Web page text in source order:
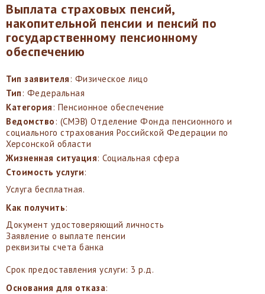
Выплата страховых пенсий,
накопительной пенсии и пенсий по
государственному пенсионному
обеспечению
Тип заявителя: Физическое лицо
Тип: Федеральная
Категория: Пенсионное обеспечение
Ведомство: (СМЭВ) Отделение Фонда пенсионного и
социального страхования Российской Федерации по
Херсонской области
Жизненная ситуация: Социальная сфера
Стоимость услуги:
Услуга бесплатная.
Как получить:
Документ удостоверяющий личность
Заявление о выплате пенсии
реквизиты счета банка
Срок предоставления услуги: 3 р.д.
Основания для отказа: